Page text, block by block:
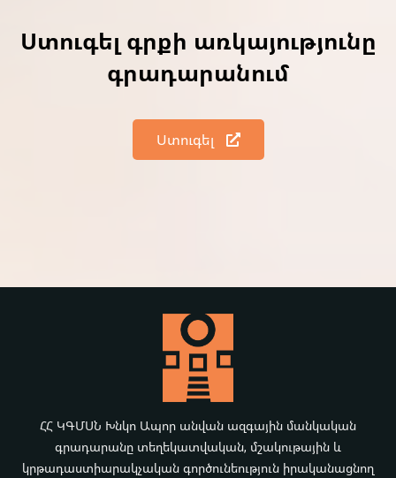
Ստուգել գրքի առկայությունը
գրադարանում
Ստուգել
ՀՀ ԿԳՄՍՆ Խնկո Ապոր անվան ազգային մանկական
գրադարանը տեղեկատվական, մշակութային և
կրթադաստիարակչական գործունեություն իրականացնող